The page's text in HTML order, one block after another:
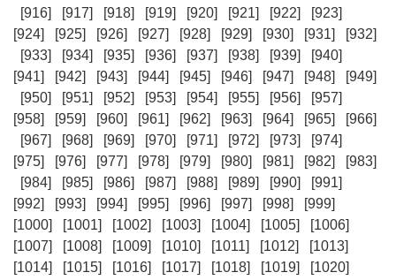
[916] [917] [918] [919] [920] [921] [922]
[923]
[924]
[925] [926] [927] [928] [929] [930] [931]
[932]
[933]
[934] [935] [936] [937] [938] [939]
[940]
[941]
[942] [943] [944] [945] [946] [947] [948]
[949]
[950]
[951] [952] [953] [954] [955] [956]
[957]
[958]
[959] [960] [961] [962] [963] [964] [965]
[966]
[967]
[968] [969] [970] [971] [972] [973]
[974]
[975]
[976] [977] [978] [979] [980] [981] [982]
[983]
[984]
[985] [986] [987] [988] [989] [990]
[991]
[992]
[993] [994] [995] [996] [997] [998]
[999]
[1000]
[1001] [1002] [1003] [1004] [1005]
[1006]
[1007]
[1008] [1009] [1010] [1011] [1012]
[1013]
[1014]
[1015] [1016] [1017] [1018] [1019]
[1020]